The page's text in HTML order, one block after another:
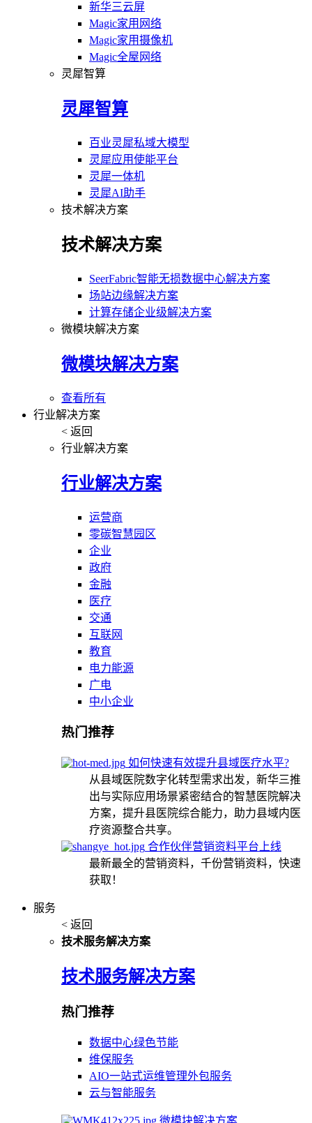
新华三云屏
Magic家用网络
Magic家用摄像机
Magic全屋网络
灵犀智算
灵犀智算
百业灵犀私域大模型
灵犀应用使能平台
灵犀一体机
灵犀AI助手
技术解决方案
技术解决方案
SeerFabric智能无损数据中心解决方案
场站边缘解决方案
计算存储企业级解决方案
微模块解决方案
微模块解决方案
查看所有
行业解决方案
< 返回
行业解决方案
行业解决方案
运营商
零碳智慧园区
企业
政府
金融
医疗
交通
互联网
教育
电力能源
广电
中小企业
热门推荐
如何快速有效提升县域医疗水平?
从县域医院数字化转型需求出发，新华三推
出与实际应用场景紧密结合的智慧医院解决
方案，提升县医院综合能力，助力县域内医
疗资源整合共享。
合作伙伴营销资料平台上线
最新最全的营销资料，千份营销资料，快速
获取！
服务
< 返回
技术服务解决方案
技术服务解决方案
热门推荐
数据中心绿色节能
维保服务
AIO一站式运维管理外包服务
云与智能服务
微模块解决方案